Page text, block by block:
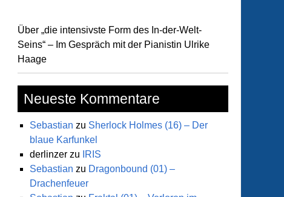
Über „die intensivste Form des In-der-Welt-
Seins“ – Im Gespräch mit der Pianistin Ulrike
Haage
Neueste Kommentare
Sebastian zu Sherlock Holmes (16) – Der
blaue Karfunkel
derlinzer zu
IRIS
Sebastian zu Dragonbound (01) –
Drachenfeuer